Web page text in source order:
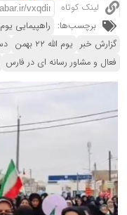
لینک کوتاه
برچسب‌ها: راهپیمایی یوم الله
گزارش خبر یوم الله ۲۲ بهمن
فعال و مشاور رسانه ای در فارس